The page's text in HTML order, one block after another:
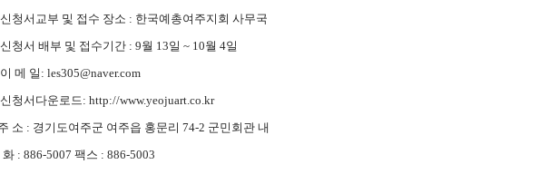
청서교부 및 접수 장소 : 한국예총여주지회 사무국
청서 배부 및 접수기간 : 9월 13일 ~ 10월 4일
메 일: les305@naver.com
청서다운로드: http://www.yeojuart.co.kr
소 : 경기도여주군 여주읍 홍문리 74-2 군민회관 내
화 : 886-5007 팩스 : 886-5003